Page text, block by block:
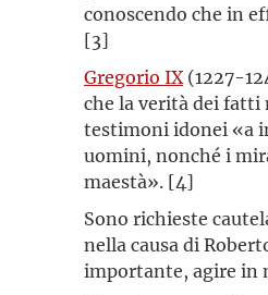
conoscendo che in
[3]
Gregorio IX(1227-
che la verità dei fatti
testimoni idonei «a
uomini, nonché i
maestà». [4]
Sono richieste
nella causa di
importante, agire in